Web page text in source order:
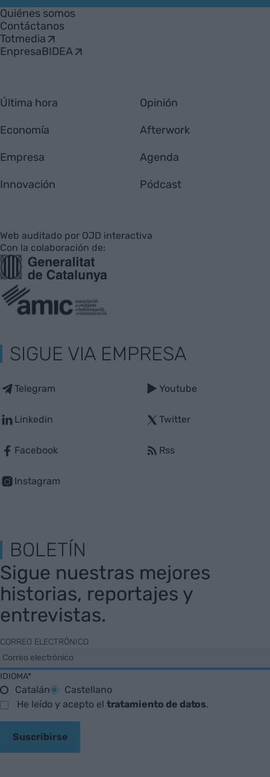
Empresa
Quiénes somos
Contáctanos
Totmedia
EnpresaBIDEA
Última hora
Economía
Empresa
Innovación
Opinión
Afterwork
Agenda
Pódcast
Web auditado por OJD interactiva
Con la colaboración de:
SIGUE VIA EMPRESA
Telegram
Linkedin
Facebook
Instagram
Youtube
Twitter
Rss
BOLETÍN
Sigue nuestras mejores
historias, reportajes y
entrevistas.
CORREO ELECTRÓNICO
IDIOMA*
Catalán
Castellano
He leído y acepto el tratamiento de datos.
Suscribirse